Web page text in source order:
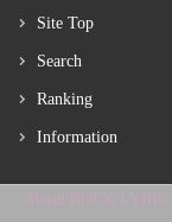
Site Top
Search
Ranking
Information
About ROCK LYRIC